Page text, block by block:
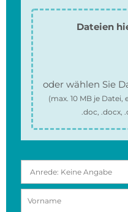
Dateien
oder wählen Sie
(max. 10 MBje Datei,
.doc, .docx,